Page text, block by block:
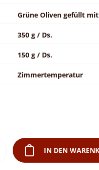
Grüne Oliven gefüllt mit
350 g / Ds.
150 g / Ds.
Zimmertemperatur
IN DEN